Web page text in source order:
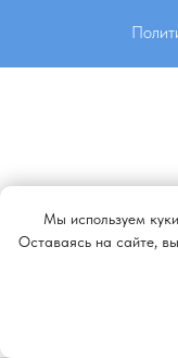
Мы используем
Оставаясь на сайте,